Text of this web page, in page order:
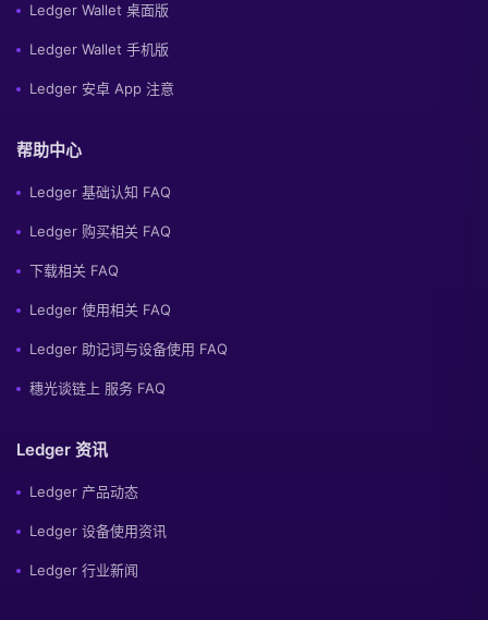
Ledger Wallet 桌面版
Ledger Wallet 手机版
Ledger 安卓 App 注意
帮助中心
Ledger 基础认知 FAQ
Ledger 购买相关 FAQ
下载相关 FAQ
Ledger 使用相关 FAQ
Ledger 助记词与设备使用 FAQ
穗光谈链上 服务 FAQ
Ledger 资讯
Ledger 产品动态
Ledger 设备使用资讯
Ledger 行业新闻